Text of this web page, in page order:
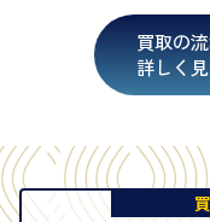
買取の
詳しく